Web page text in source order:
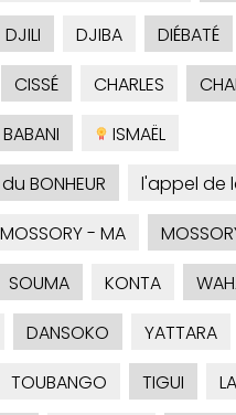
DJILI DJIBA
DIÉBATÉ
CISSÉ CHARLES
BABANI
ISMAËL
BONHEUR
l'appel de
MOSSORY - MA
SOUMA KONTA
DANSOKO
YATTARA
TOUBANGO TIGUI